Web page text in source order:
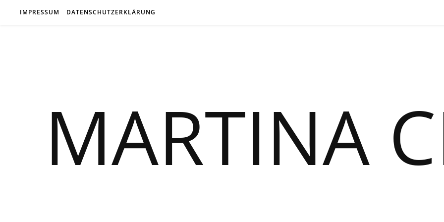
IMPRESSUM DATENSCHUTZERKLÄRUNG
MARTINA